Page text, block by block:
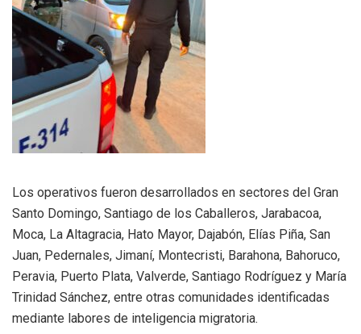
Los operativos fueron desarrollados en sectores del Gran
Santo Domingo, Santiago de los Caballeros, Jarabacoa,
Moca, La Altagracia, Hato Mayor, Dajabón, Elías Piña, San
Juan, Pedernales, Jimaní, Montecristi, Barahona, Bahoruco,
Peravia, Puerto Plata, Valverde, Santiago Rodríguez y María
Trinidad Sánchez, entre otras comunidades identificadas
mediante labores de inteligencia migratoria.